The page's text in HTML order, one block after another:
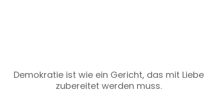
Demokratie ist wie ein Gericht, das mit Liebe
zubereitet werden muss.